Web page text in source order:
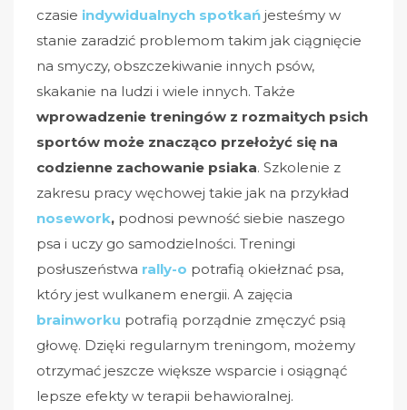
czasie indywidualnych spotkań jesteśmy w
stanie zaradzić problemom takim jak ciągnięcie
na smyczy, obszczekiwanie innych psów,
skakanie na ludzi i wiele innych. Także
wprowadzenie treningów z rozmaitych psich
sportów może znacząco przełożyć się na
codzienne zachowanie psiaka. Szkolenie z
zakresu pracy węchowej takie jak na przykład
nosework, podnosi pewność siebie naszego
psa i uczy go samodzielności. Treningi
posłuszeństwa rally-o potrafią okiełznać psa,
który jest wulkanem energii. A zajęcia
brainworku potrafią porządnie zmęczyć psią
głowę. Dzięki regularnym treningom, możemy
otrzymać jeszcze większe wsparcie i osiągnąć
lepsze efekty w terapii behawioralnej.